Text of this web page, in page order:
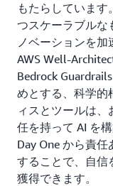
もたらしています
つスケーラブルな
ノベーションを加
AWS Well-
Bedrock
めとする、科学的
ィスとツールは
任を持って AI を
Day One から責
することで、自信
獲得できます。